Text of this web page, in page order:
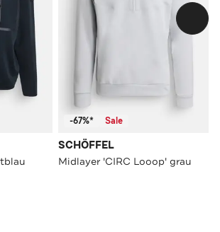
-67%* Sale
SCHÖFFEL
Midlayer 'CIRC Looop' grau